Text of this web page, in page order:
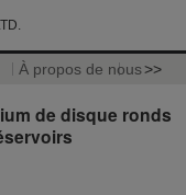
À propos de nous>>
de disque ronds